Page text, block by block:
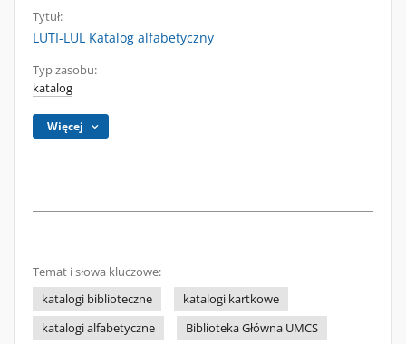
Tytuł:
LUTI-LUL Katalog alfabetyczny
Typ zasobu:
katalog
Więcej
Temat i słowa kluczowe:
katalogi biblioteczne
katalogi kartkowe
katalogi alfabetyczne
Biblioteka Główna UMCS